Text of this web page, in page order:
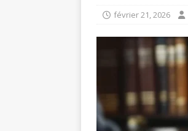
février 21, 2026